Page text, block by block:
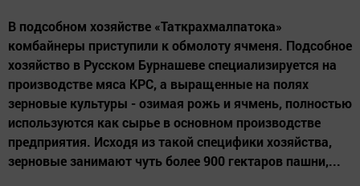
В подсобном хозяйстве «Таткрахмалпатока»
комбайнеры приступили к обмолоту ячменя. Подсобное
хозяйство в Русском Бурнашеве специализируется на
производстве мяса КРС, а выращенные на полях
зерновые культуры - озимая рожь и ячмень, полностью
используются как сырье в основном производстве
предприятия. Исходя из такой специфики хозяйства,
зерновые занимают чуть более 900 гектаров пашни,...